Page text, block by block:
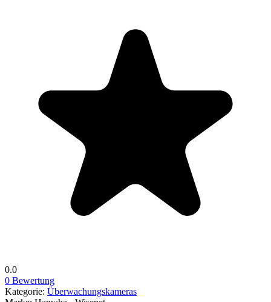
0.0
0 Bewertung
Kategorie: Überwachungskameras